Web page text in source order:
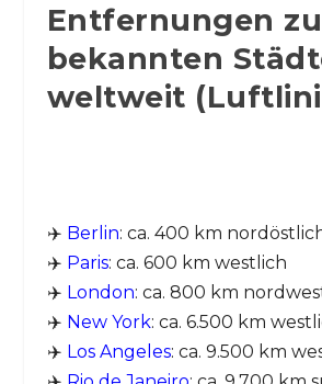
Entfernungen zu
bekannten
weltweit
✈️ Berlin: ca. 400 km
✈️ Paris: ca. 600 km westlich
✈️ London: ca. 800 km
✈️ New York: ca. 6.500 km
✈️ Los Angeles: ca. 9.500 km